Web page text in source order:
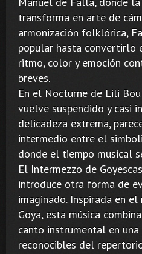
transforma en arte de
armonización folklórica,
popular hasta convertirlo
ritmo, color y emoción
breves.
En el Nocturne de Lili
vuelve suspendido y casi
delicadeza extrema,
intermedio entre el
donde el tiempo musical
El Intermezzo de
introduce otra forma de
imaginado. Inspirada en
Goya, esta música
canto instrumental en
reconocibles del